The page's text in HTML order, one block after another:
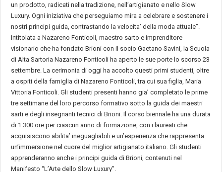
un prodotto, radicati nella tradizione, nell’artigianato e nello Slow
Luxury. Ogni iniziativa che perseguiamo mira a celebrare e sostenere i
nostri principi guida, contrastando la velocita’ della moda attuale”.
Intitolata a Nazareno Fonticoli, maestro sarto e imprenditore
visionario che ha fondato Brioni con il socio Gaetano Savini, la Scuola
di Alta Sartoria Nazareno Fonticoli ha aperto le sue porte lo scorso 23
settembre. La cerimonia di oggi ha accolto questi primi studenti, oltre
a ospiti della famiglia di Nazareno Fonticoli, tra cui sua figlia, Maria
Vittoria Fonticoli. Gli studenti presenti hanno gia’ completato le prime
tre settimane del loro percorso formativo sotto la guida dei maestri
sarti e degli insegnanti tecnici di Brioni. Il corso biennale ha una durata
di 1.300 ore per ciascun anno di formazione, con i laureati che
acquisiscono abilita’ ineguagliabili e un’esperienza che rappresenta
un’immersione nel cuore del miglior artigianato italiano. Gli studenti
apprenderanno anche i principi guida di Brioni, contenuti nel
Manifesto “L’Arte dello Slow Luxury”.